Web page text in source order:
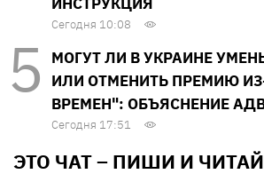
Сегодня 10:08
МОГУТ ЛИ В УКРАИНЕ
ИЛИ ОТМЕНИТЬ ПРЕМИЮ
ВРЕМЕН": ОБЪЯСНЕНИЕ
Сегодня 17:51
ЭТО ЧАТ – ПИШИ И ЧИТАЙ